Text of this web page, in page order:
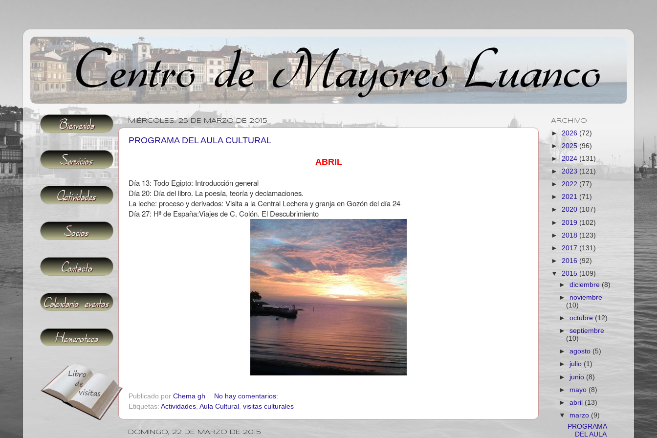
MIÉRCOLES, 25 DE MARZO DE 2015
PROGRAMA DEL AULA CULTURAL
ABRIL
Día 13: Todo Egipto: Introducción general
Día 20: Día del libro. La poesía, teoría y declamaciones.
La leche: proceso y derivados: Visita a la Central Lechera y granja en Gozón del día 24
Día 27: Hª de España:Viajes de C. Colón. El Descubrimiento
Publicado por Chema gh
No hay comentarios:
Etiquetas: Actividades, Aula Cultural , visitas culturales
DOMINGO, 22 DE MARZO DE 2015
ARCHIVO
► 2026 (72)
► 2025 (96)
► 2024 (131)
► 2023 (121)
► 2022 (77)
► 2021 (71)
► 2020 (107)
► 2019 (102)
► 2018 (123)
► 2017 (131)
► 2016 (92)
▼ 2015 (109)
►diciembre(8)
► noviembre
(10)
►octubre(12)
►septiembre
(10)
►agosto(5)
► julio(1)
► junio(8)
► mayo (8)
►abril (13)
▼ marzo (9)
PROGRAMA
DEL AULA